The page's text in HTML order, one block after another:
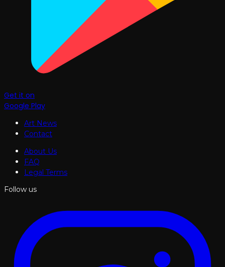
Get it on
Google Play
Art News
Contact
About Us
FAQ
Legal Terms
Follow us